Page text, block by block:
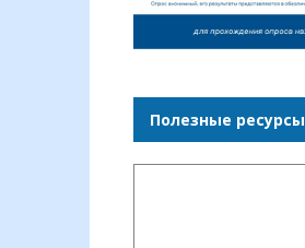
Полезные ресурсы